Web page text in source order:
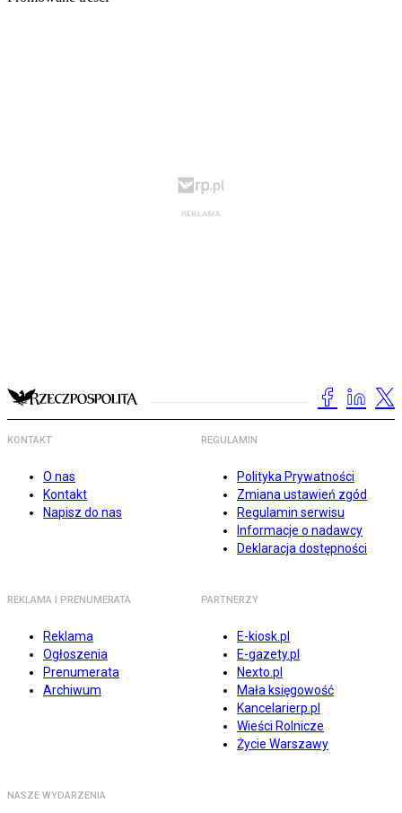
KONTAKT
O nas
Kontakt
Napisz do nas
REGULAMIN
Polityka Prywatności
Zmiana ustawień zgód
Regulamin serwisu
Informacje o nadawcy
Deklaracja dostępności
REKLAMA I PRENUMERATA
Reklama
Ogłoszenia
Prenumerata
Archiwum
PARTNERZY
E-kiosk.pl
E-gazety.pl
Nexto.pl
Mała księgowość
Kancelarierp.pl
Wieści Rolnicze
Życie Warszawy
NASZE WYDARZENIA